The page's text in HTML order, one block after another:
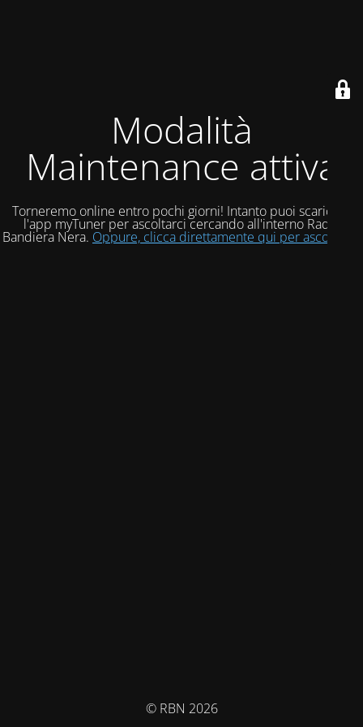
Modalità
Maintenance attiva
Torneremo online entro pochi giorni! Intanto puoi scaricare
l'app myTuner per ascoltarci cercando all'interno Radio
Bandiera Nera. Oppure, clicca direttamente qui per ascoltarci!
© RBN 2026